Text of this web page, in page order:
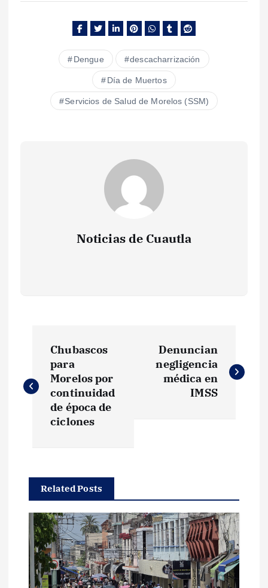
Dengue descacharrización
Día de Muertos
Servicios de Salud de Morelos (SSM)
Noticias de Cuautla
v
a
c
ó
Chubascos
para
Morelos por
continuidad
de época de
ciclones
Denuncian
negligencia
médica en
IMSS
Related Posts